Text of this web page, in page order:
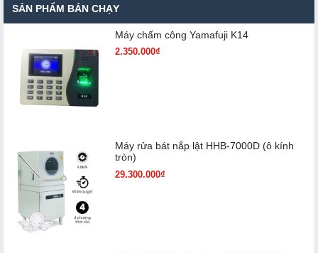
SẢN PHẨM BÁN CHẠY
Máy chấm cô​ng Yamafuji K14
2.350.000₫
Máy rửa bát nắp lật HHB-7000D (ô kính
tròn)
29.300.000₫